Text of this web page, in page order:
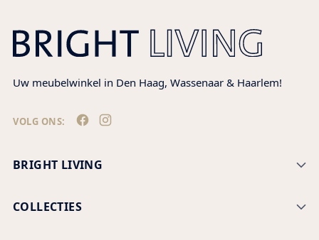
Uw meubelwinkel in Den Haag, Wassenaar & Haarlem!
VOLG ONS:
BRIGHT LIVING
COLLECTIES